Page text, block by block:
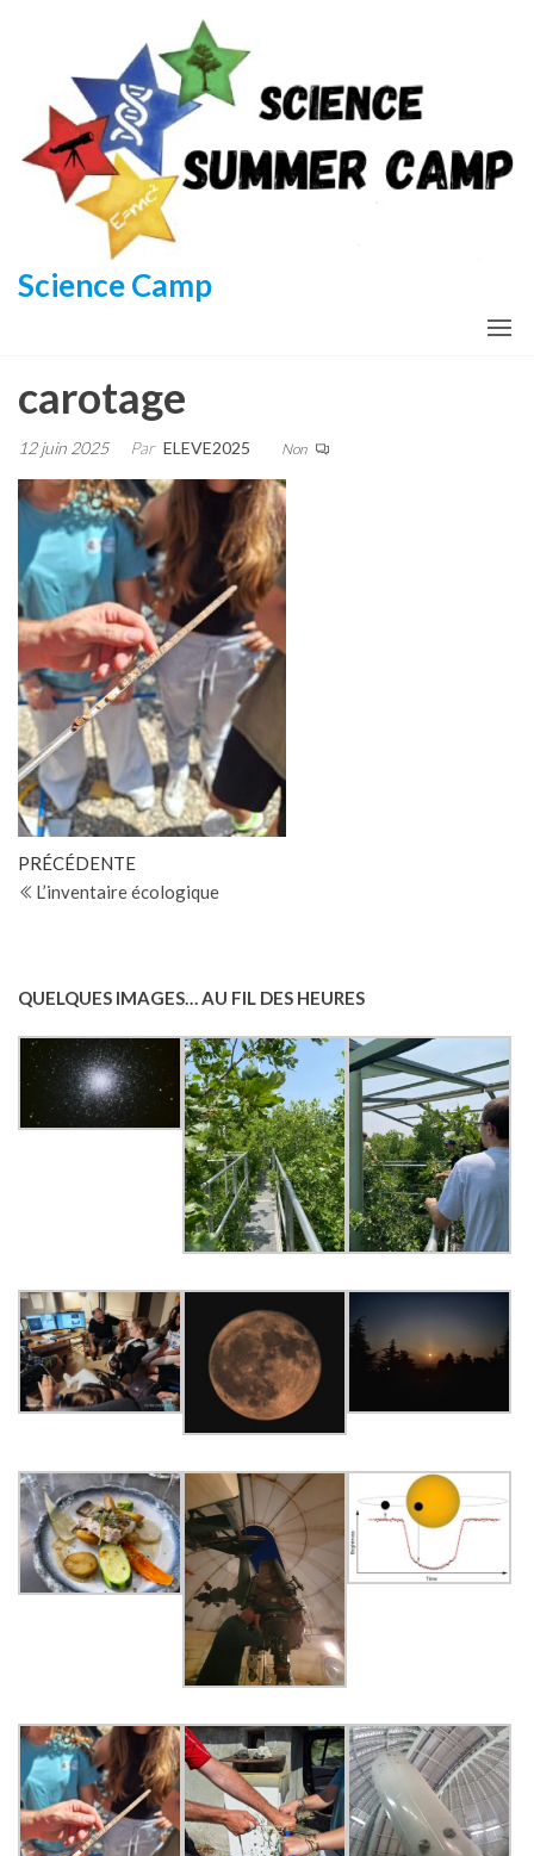
Science Camp
carotage
12 juin 2025 Par ELEVE2025 Non
Navigation
de
Article
précédent
PRÉCÉDENTE
L’inventaire écologique
QUELQUES IMAGES… AU FIL DES HEURES